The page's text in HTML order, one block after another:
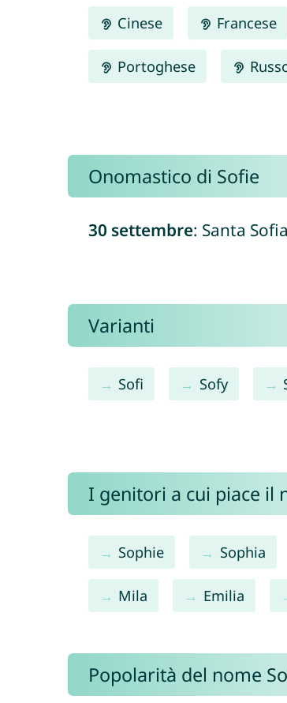
Cinese Francese
Portoghese
Onomastico di Sofie
30 settembre: Santa
Varianti
Sofi Sofy
I genitori a cui piace il
Sophie Sophia
Mila Emilia
Popolarità del nome